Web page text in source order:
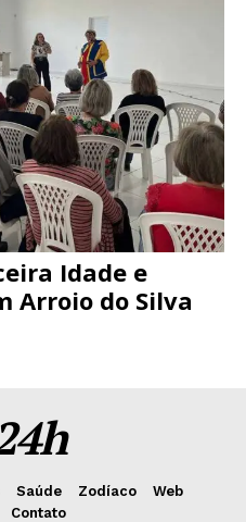
Idade e
Arroio do Silva
Saúde Zodíaco
Web
Contato